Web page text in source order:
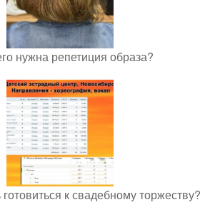
нужна репетиция образа?
готовиться к свадебному торжеству?